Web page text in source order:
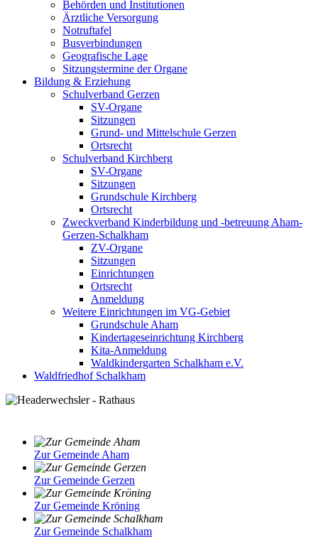
Behörden und Institutionen
Ärztliche Versorgung
Notruftafel
Busverbindungen
Geografische Lage
Sitzungstermine der Organe
Bildung & Erziehung
Schulverband Gerzen
SV-Organe
Sitzungen
Grund- und Mittelschule Gerzen
Ortsrecht
Schulverband Kirchberg
SV-Organe
Sitzungen
Grundschule Kirchberg
Ortsrecht
Zweckverband Kinderbildung und -betreuung Aham-
Gerzen-Schalkham
ZV-Organe
Sitzungen
Einrichtungen
Ortsrecht
Anmeldung
Weitere Einrichtungen im VG-Gebiet
Grundschule Aham
Kindertageseinrichtung Kirchberg
Kita-Anmeldung
Waldkindergarten Schalkham e.V.
Waldfriedhof Schalkham
Zur Gemeinde Aham
Zur Gemeinde Gerzen
Zur Gemeinde Kröning
Zur Gemeinde Schalkham